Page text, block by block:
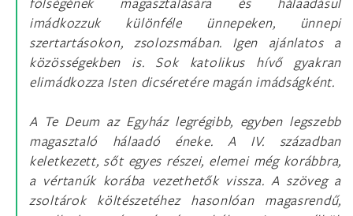
imádkozzuk különféle ünnepeken, ünnepi
szertartásokon, zsolozsmában. Igen ajánlatos a
közösségekben is. Sok katolikus hívő gyakran
elimádkozza Isten dicséretére magán imádságként.
A Te Deum az Egyház legrégibb, egyben legszebb
magasztaló hálaadó éneke. A IV. században
keletkezett, sőt egyes részei, elemei még korábbra,
a vértanúk korába vezethetők vissza. A szöveg a
zsoltárok költészetéhez hasonlóan magasrendű,